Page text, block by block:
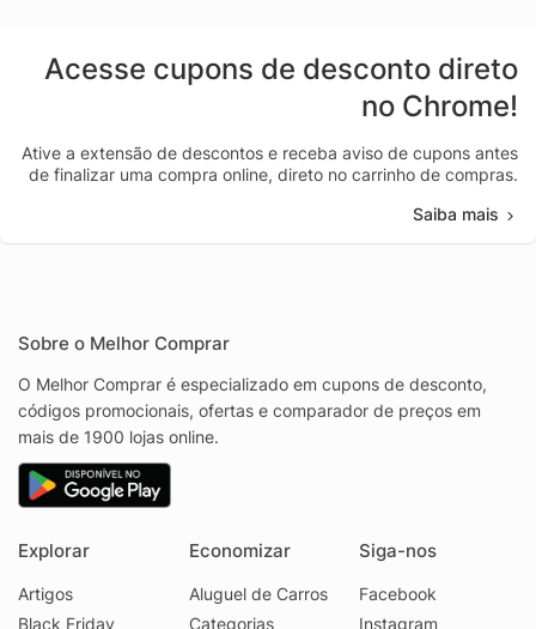
Acesse cupons de desconto direto
no Chrome!
Ative a extensão de descontos e receba aviso de cupons antes
de finalizar uma compra online, direto no carrinho de compras.
Saiba mais
Sobre o Melhor Comprar
O Melhor Comprar é especializado em cupons de desconto,
códigos promocionais, ofertas e comparador de preços em
mais de 1900 lojas online.
Explorar
Artigos
Black Friday
Economizar
Aluguel de Carros
Categorias
Siga-nos
Facebook
Instagram